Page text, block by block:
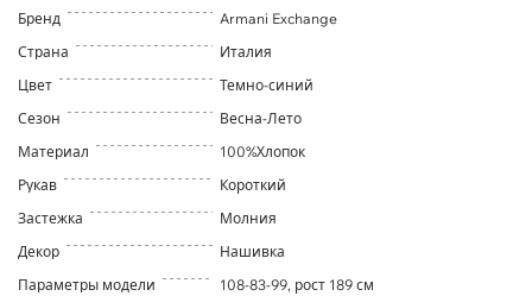
Бренд
Armani Exchange
Страна
Италия
Цвет
Темно-синий
Сезон
Весна-Лето
Материал
100%Хлопок
Рукав
Короткий
Застежка
Молния
Декор
Нашивка
Параметры модели
108-83-99, рост 189 см